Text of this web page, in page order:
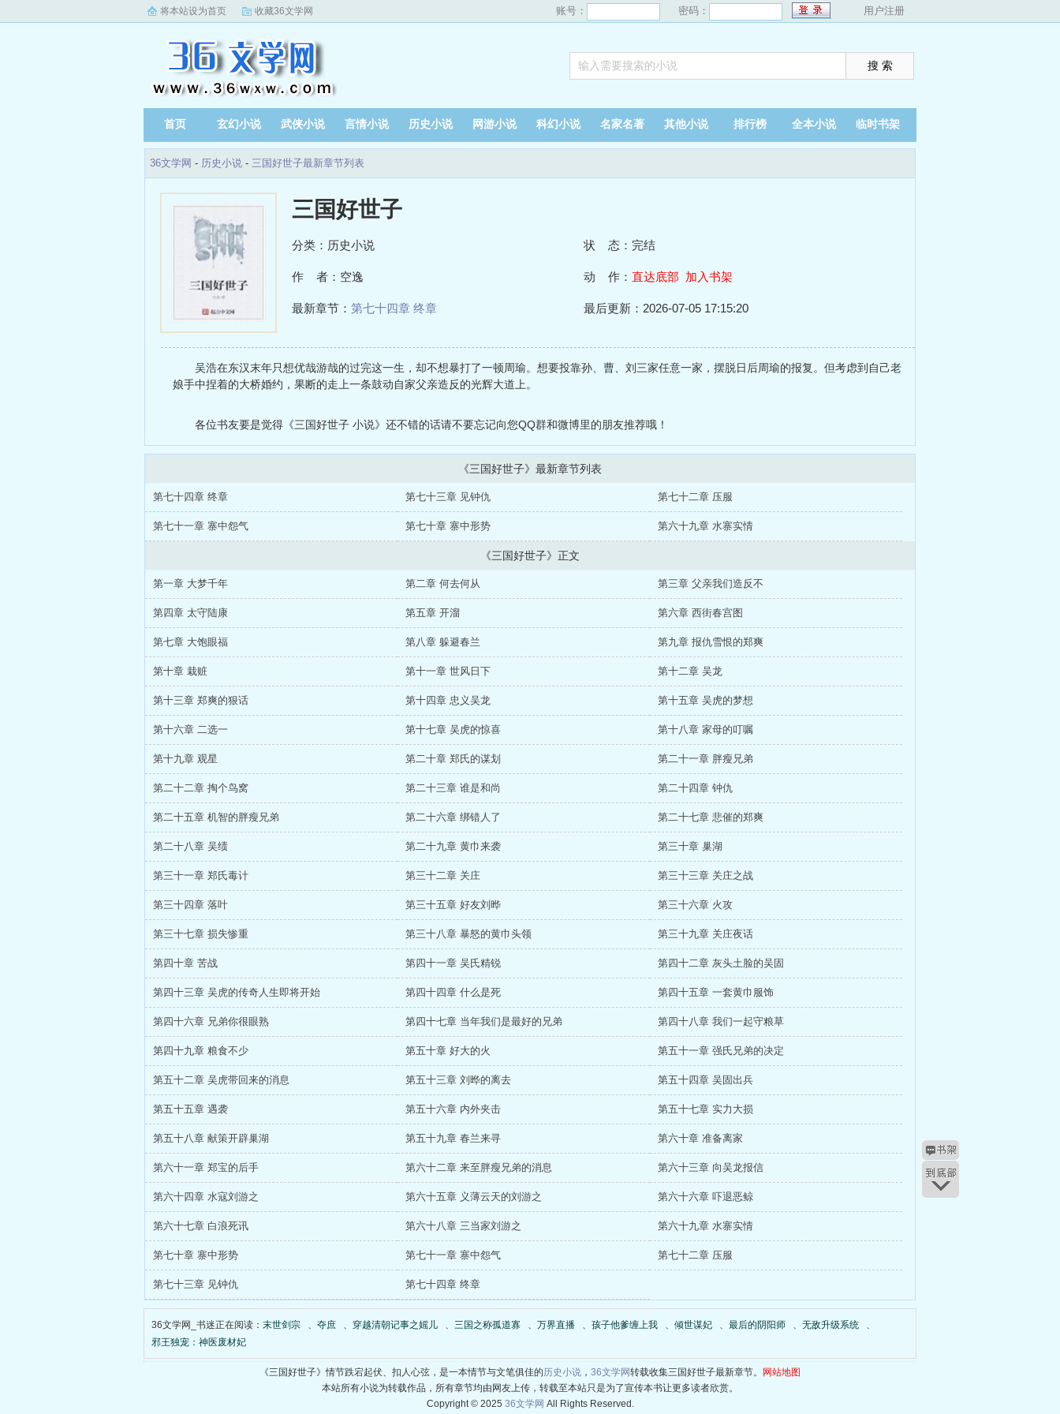
将本站设为首页 收藏36文学网 账号： 密码： 用户注册
首页 玄幻小说 武侠小说 言情小说 历史小说 网游小说 科幻小说 名家名著 其他小说 排行榜 全本小说 临时书架
36文学网 - 历史小说 - 三国好世子最新章节列表
三国好世子
分类：历史小说 状 态：完结
作 者：空逸 动 作： 直达底部 加入书架
最新章节： 第七十四章 终章 最后更新：2026-07-05 17:15:20
吴浩在东汉末年只想优哉游哉的过完这一生，却不想暴打了一顿周瑜。想要投靠孙、曹、刘三家任意一家，摆脱日后周瑜的报复。但考虑到自己老
娘手中捏着的大桥婚约，果断的走上一条鼓动自家父亲造反的光辉大道上。
各位书友要是觉得《三国好世子 小说》还不错的话请不要忘记向您QQ群和微博里的朋友推荐哦！
《三国好世子》最新章节列表
第七十四章 终章 第七十三章 见钟仇 第七十二章 压服
第七十一章 寨中怨气 第七十章 寨中形势 第六十九章 水寨实情
《三国好世子》正文
第一章 大梦千年 第二章 何去何从 第三章 父亲我们造反不
第四章 太守陆康 第五章 开溜 第六章 西街春宫图
第七章 大饱眼福 第八章 躲避春兰 第九章 报仇雪恨的郑爽
第十章 栽赃 第十一章 世风日下 第十二章 吴龙
第十三章 郑爽的狠话 第十四章 忠义吴龙 第十五章 吴虎的梦想
第十六章 二选一 第十七章 吴虎的惊喜 第十八章 家母的叮嘱
第十九章 观星 第二十章 郑氏的谋划 第二十一章 胖瘦兄弟
第二十二章 掏个鸟窝 第二十三章 谁是和尚 第二十四章 钟仇
第二十五章 机智的胖瘦兄弟 第二十六章 绑错人了 第二十七章 悲催的郑爽
第二十八章 吴绩 第二十九章 黄巾来袭 第三十章 巢湖
第三十一章 郑氏毒计 第三十二章 关庄 第三十三章 关庄之战
第三十四章 落叶 第三十五章 好友刘晔 第三十六章 火攻
第三十七章 损失惨重 第三十八章 暴怒的黄巾头领 第三十九章 关庄夜话
第四十章 苦战 第四十一章 吴氏精锐 第四十二章 灰头土脸的吴固
第四十三章 吴虎的传奇人生即将开始 第四十四章 什么是死 第四十五章 一套黄巾服饰
第四十六章 兄弟你很眼熟 第四十七章 当年我们是最好的兄弟 第四十八章 我们一起守粮草
第四十九章 粮食不少 第五十章 好大的火 第五十一章 强氏兄弟的决定
第五十二章 吴虎带回来的消息 第五十三章 刘晔的离去 第五十四章 吴固出兵
第五十五章 遇袭 第五十六章 内外夹击 第五十七章 实力大损
第五十八章 献策开辟巢湖 第五十九章 春兰来寻 第六十章 准备离家
第六十一章 郑宝的后手 第六十二章 来至胖瘦兄弟的消息 第六十三章 向吴龙报信
第六十四章 水寇刘游之 第六十五章 义薄云天的刘游之 第六十六章 吓退恶鲸
第六十七章 白浪死讯 第六十八章 三当家刘游之 第六十九章 水寨实情
第七十章 寨中形势 第七十一章 寨中怨气 第七十二章 压服
第七十三章 见钟仇 第七十四章 终章
36文学网_书迷正在阅读： 末世剑宗 、 夺庶 、 穿越清朝记事之媱儿 、 三国之称孤道寡 、 万界直播 、 孩子他爹缠上我 、 倾世谋妃 、 最后的阴阳师 、 无敌升级系统
、
邪王独宠：神医废材妃
《三国好世子》情节跌宕起伏、扣人心弦，是一本情节与文笔俱佳的历史小说 ， 36文学网转载收集三国好世子最新章节。
网站地图
本站所有小说为转载作品，所有章节均由网友上传，转载至本站只是为了宣传本书让更多读者欣赏。
Copyright © 2025 36文学网 All Rights Reserved.